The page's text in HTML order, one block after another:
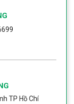
TP Hồ Chí